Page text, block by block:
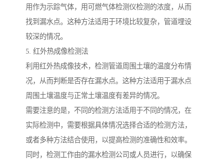
用作为示踪气体，用可燃气体检测仪检测的浓度，从而
找到漏水点。这种方法适用于环境比较复杂，管道埋设
较深的情况。
5. 红外热成像检测法
利用红外热成像技术，检测管道周围土壤的温度分布情
况，从而判断是否存在漏水点。这种方法适用于漏水点
周围土壤温度与正常土壤温度有差异的情况。
需要注意的是，不同的检测方法适用于不同的情况，在
实际检测中，需要根据具体情况选择合适的检测方法，
或者多种方法结合使用，以提高检测的准确性和效率。
同时，检测工作由的漏水检测公司或人员进行，以确保